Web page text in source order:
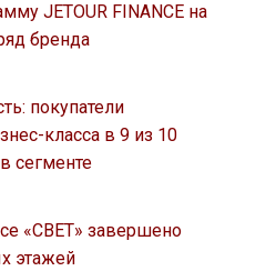
JETOUR FINANCE на
бренда
покупатели
класса в 9 из 10
сегменте
«СВЕТ» завершено
этажей